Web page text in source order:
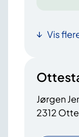
Vis
Jørgen
2312